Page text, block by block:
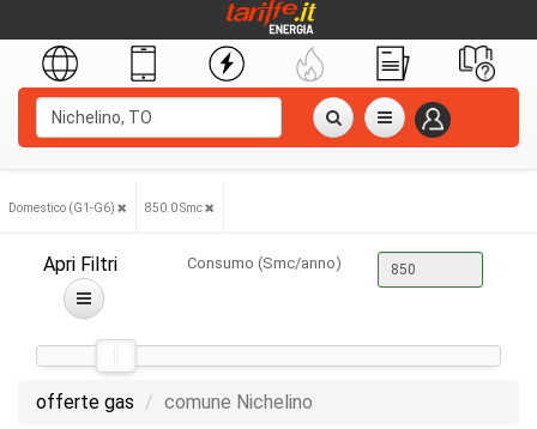
Domestico (G1-G6) 850.0 Smc
Apri Filtri Consumo (Smc/anno)
offerte gas comune Nichelino